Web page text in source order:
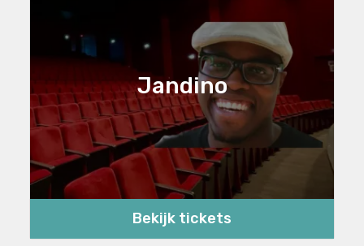
Jandino
Bekijk tickets